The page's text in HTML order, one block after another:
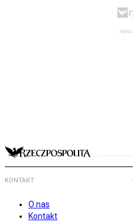
KONTAKT
O nas
Kontakt